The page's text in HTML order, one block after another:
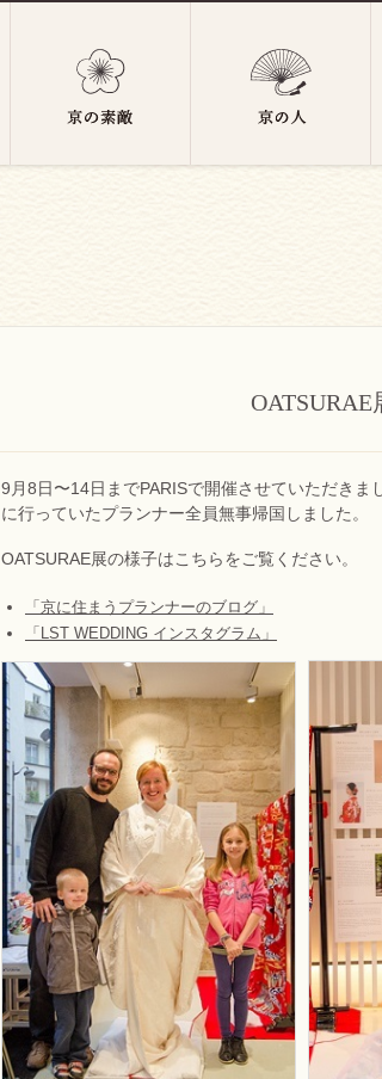
OATSURAE
9月8日〜14日までPARISで開催させていただきま
に行っていたプランナー全員無事帰国しました。
OATSURAE展の様子はこちらをご覧ください。
「京に住まうプランナーのブログ」
「LST WEDDING インスタグラム」